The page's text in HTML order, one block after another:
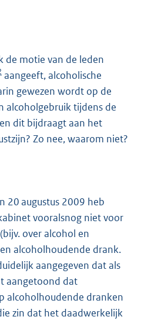
de motie van de leden
aangeeft, alcoholische
gewezen wordt op de
alcoholgebruik tijdens de
dit bijdraagt aan het
Zo nee, waarom niet?
20 augustus 2009 heb
vooralsnog niet voor
over alcohol en
alcoholhoudende drank.
aangegeven dat als
aangetoond dat
alcoholhoudende dranken
zin dat het daadwerkelijk